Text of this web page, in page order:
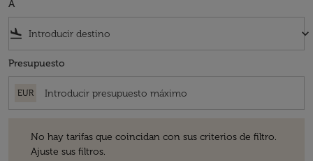
A
flight_land keyboard_arrow_down
Presupuesto
EUR
No hay tarifas que coincidan con sus criterios de filtro.
Ajuste sus filtros.